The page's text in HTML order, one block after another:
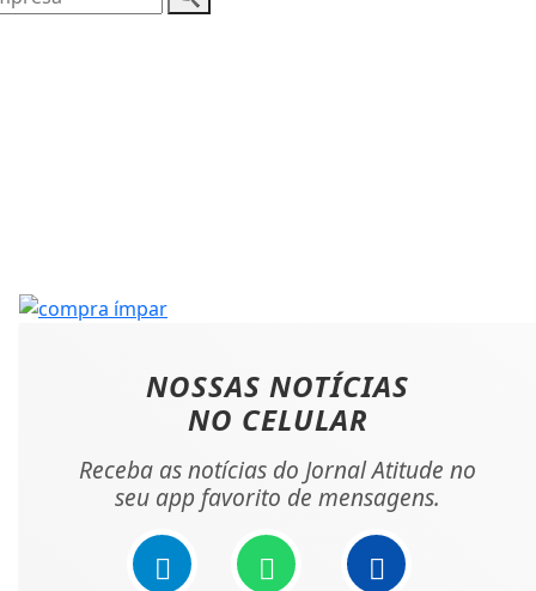
NOSSAS NOTÍCIAS
NO CELULAR
Receba as notícias do Jornal Atitude no
seu app favorito de mensagens.